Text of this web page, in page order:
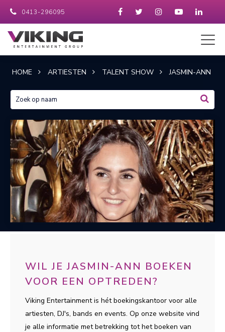
0413-296095
HOME ARTIESTEN TALENT SHOW JASMIN-ANN
WIL JE JASMIN-ANN BOEKEN
VOOR EEN OPTREDEN?
Viking Entertainment is hét boekingskantoor voor alle
artiesten, DJ's, bands en events. Op onze website vind
je alle informatie met betrekking tot het boeken van